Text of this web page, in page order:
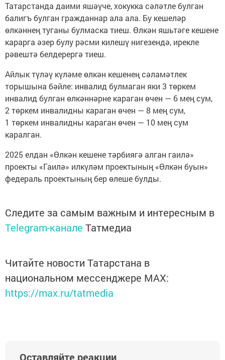
Татарстанда даими яшәүче, хокукка сәләтле булган
балигъ булган гражданнар ала ала. Бу кешеләр
өлкәннең туганы булмаска тиеш. Өлкән яшьтәге кешене
карарга әзер булу рәсми килешү нигезендә, ирекле
рәвештә белдерергә тиеш.
Айлык түләү күләме өлкән кешенең сәламәтлек
торышына бәйле: инвалид булмаган яки 3 төркем
инвалид булган өлкәннәрне караган өчен — 6 мең сум,
2 төркем инвалидны караган өчен — 8 мең сум,
1 төркем инвалидны караган өчен — 10 мең сум
каралган.
2025 елдан «Өлкән кешене тәрбиягә алган гаилә»
проекты «Гаилә» илкүләм проектының «Өлкән буын»
федераль проектының бер өлеше булды.
Следите за самым важным и интересным в
Telegram-канале Татмедиа
Читайте новости Татарстана в
национальном мессенджере MАХ:
https://max.ru/tatmedia
Оставляйте реакции